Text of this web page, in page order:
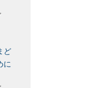
ど
に